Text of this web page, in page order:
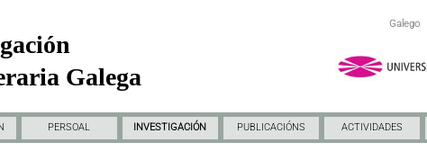
Galego
Galega
PERSOAL INVESTIGACIÓN PUBLICACIÓNS ACTIVIDADES